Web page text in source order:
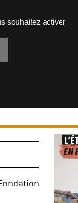
souhaitez activer